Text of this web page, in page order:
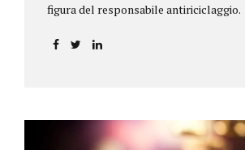
figura del responsabile antiriciclaggio.